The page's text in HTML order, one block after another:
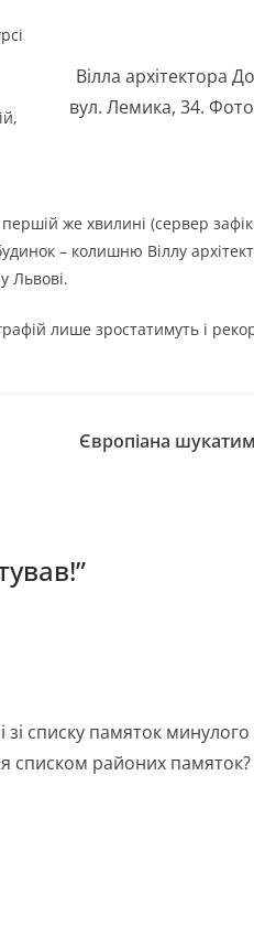
Вілла архітектора
вул. Лемика, 34.
же хвилині (сервер
– колишню Віллу
Львові.
лише зростатимуть і
Європіана
”
списку памяток
списком районих памяток?